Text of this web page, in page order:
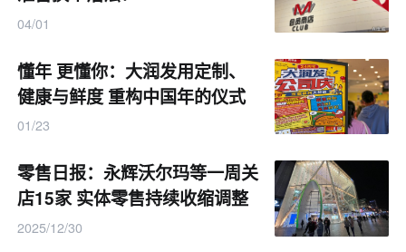
04/01
懂年 更懂你：大润发用定制、
健康与鲜度 重构中国年的仪式
感
01/23
零售日报：永辉沃尔玛等一周关
店15家 实体零售持续收缩调整
2025/12/30